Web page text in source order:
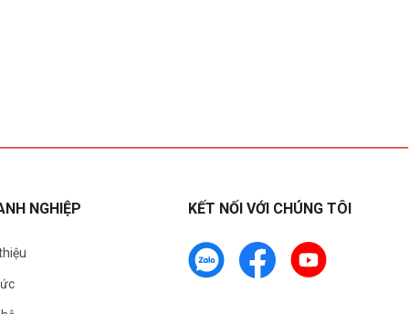
NGHIỆP KẾT NỐI VỚI CHÚNG TÔI